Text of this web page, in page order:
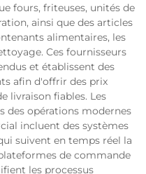
fours, friteuses, unités de
ainsi que des articles
alimentaires, les
Ces fournisseurs
et établissent des
afin d'offrir des prix
livraison fiables. Les
des opérations modernes
incluent des systèmes
suivent en temps réel la
de commande
les processus